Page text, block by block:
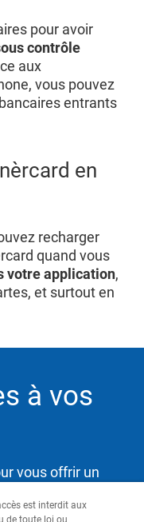
pour avoir
contrôle
aux
vous pouvez
entrants
en
recharger
quand vous
votre application,
et surtout en
à vos
vous offrir un
atteindre vos
est interdit aux
de toute loi ou